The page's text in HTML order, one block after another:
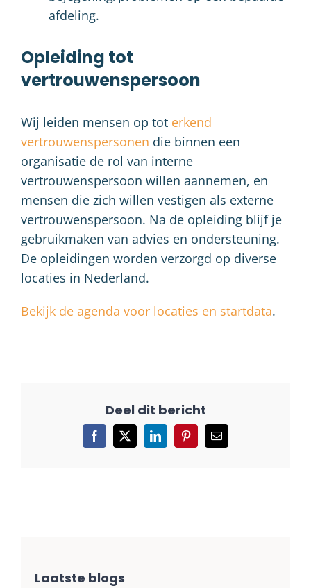
afdeling.
Opleiding tot
vertrouwenspersoon
Wij leiden mensen op tot erkend
vertrouwenspersonen die binnen een
organisatie de rol van interne
vertrouwenspersoon willen aannemen, en
mensen die zich willen vestigen als externe
vertrouwenspersoon. Na de opleiding blijf je
gebruikmaken van advies en ondersteuning.
De opleidingen worden verzorgd op diverse
locaties in Nederland.
Bekijk de agenda voor locaties en startdata.
Facebook
X LinkedInPinterest
E-
Laatste blogs